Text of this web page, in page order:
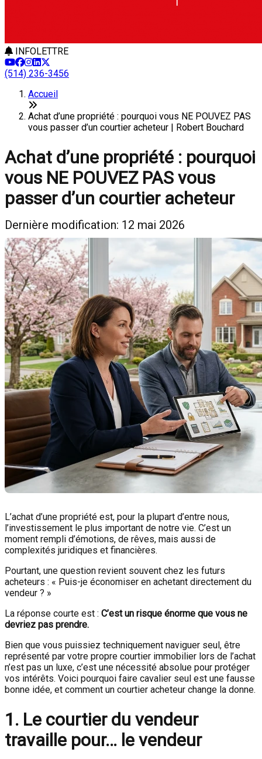
INFOLETTRE
(514) 236-3456
Accueil
Achat d’une propriété : pourquoi vous NE POUVEZ PAS
vous passer d’un courtier acheteur | Robert Bouchard
Achat d’une propriété : pourquoi
vous NE POUVEZ PAS vous
passer d’un courtier acheteur
Dernière modification: 12 mai 2026
L’achat d’une propriété est, pour la plupart d’entre nous,
l’investissement le plus important de notre vie. C’est un
moment rempli d’émotions, de rêves, mais aussi de
complexités juridiques et financières.
Pourtant, une question revient souvent chez les futurs
acheteurs : « Puis-je économiser en achetant directement du
vendeur ? »
La réponse courte est : C’est un risque énorme que vous ne
devriez pas prendre.
Bien que vous puissiez techniquement naviguer seul, être
représenté par votre propre courtier immobilier lors de l’achat
n’est pas un luxe, c’est une nécessité absolue pour protéger
vos intérêts. Voici pourquoi faire cavalier seul est une fausse
bonne idée, et comment un courtier acheteur change la donne.
1. Le courtier du vendeur
travaille pour… le vendeur